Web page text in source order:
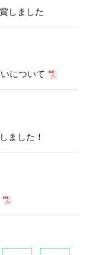
しました
について
ました！